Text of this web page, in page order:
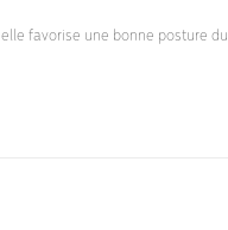
favorise une bonne posture du